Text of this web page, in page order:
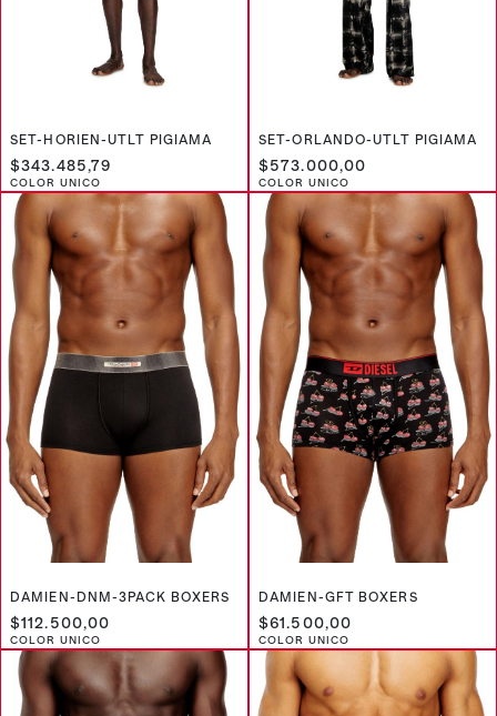
SET-HORIEN-UTLT PIGIAMA
$343.485,79
COLOR UNICO
SET-ORLANDO-UTLT PIGIAMA
$573.000,00
COLOR UNICO
DAMIEN-DNM-3PACK BOXERS
$112.500,00
COLOR UNICO
DAMIEN-GFT BOXERS
$61.500,00
COLOR UNICO